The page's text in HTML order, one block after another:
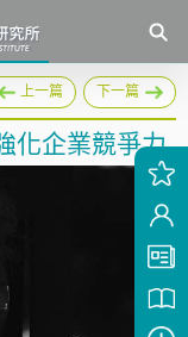
上一篇 下一篇
化企業競爭力